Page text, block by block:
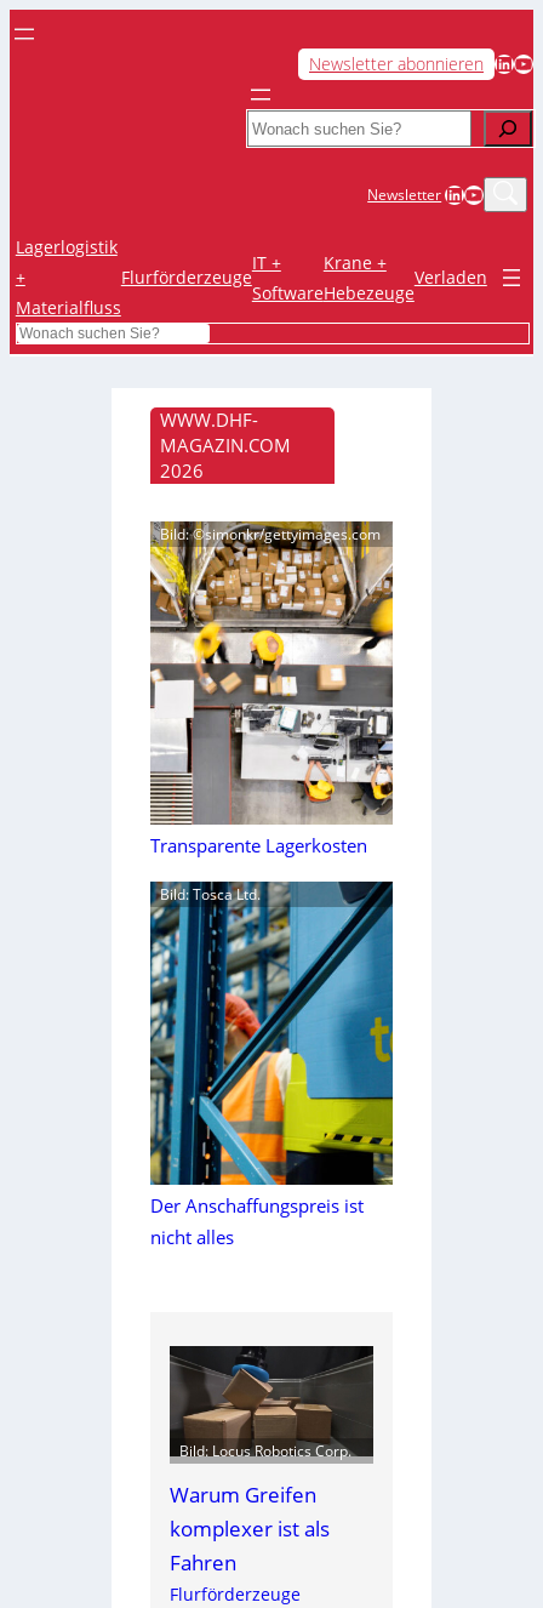
Newsletter abonnieren LinkedIn YouTube
Search
NewsletterLinkedIn
Lagerlogistik
+
Materialfluss
Flurförderzeuge
IT +
Software
Krane +
Hebezeuge
Verladen
Search
WWW.DHF-
MAGAZIN.COM
2026
Bild: ©simonkr/gettyimages.com
Transparente Lagerkosten
Bild: Tosca Ltd.
Der Anschaffungspreis ist
nicht alles
Bild: Locus Robotics Corp.
Warum Greifen
komplexer ist als
Fahren
Flurförderzeuge